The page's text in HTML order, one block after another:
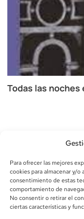
Para ofrecer las mejores
cookies para almacenar y/o
consentimiento de estas
comportamiento de
No consentir o retirar el
ciertas características y
Todas las noches